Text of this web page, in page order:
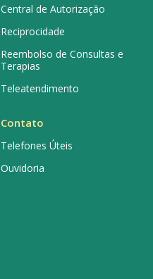
Central de Autorização
Reciprocidade
Reembolso de Consultas e
Terapias
Teleatendimento
Contato
Telefones Úteis
Ouvidoria